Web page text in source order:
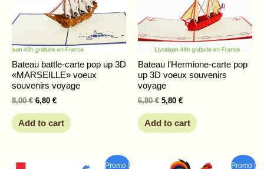
Bateau battle-carte pop up 3D
«MARSEILLE» voeux
souvenirs voyage
8,00€ 6,80 €
Add to cart
Bateau l’Hermione-carte pop
up 3D voeux souvenirs
voyage
6,80€ 5,80 €
Add to cart
Promo ! Promo !
OriginalCurrent